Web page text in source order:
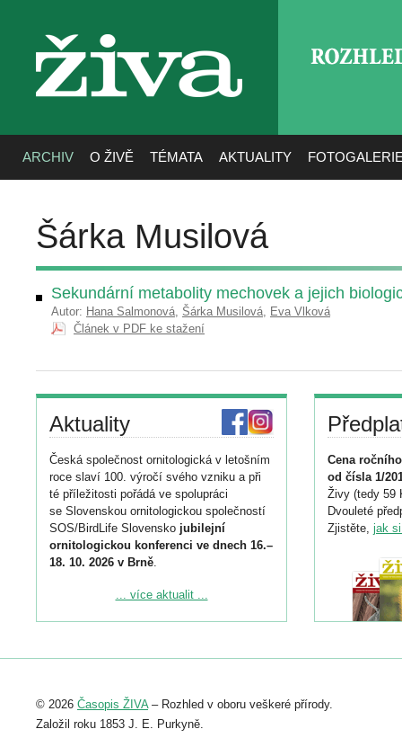
živa
ARCHIV O ŽIVĚ TÉMATA AKTUALITY
Šárka Musilová
Sekundární metabolity mechovek a jejich
Autor: Hana Salmonová, Šárka Musilová, Eva Vlková
Článek v PDF ke stažení
Aktuality
Česká společnost ornitologická v letošním
roce slaví 100. výročí svého vzniku a při
té příležitosti pořádá ve spolupráci
se Slovenskou ornitologickou společností
SOS/BirdLife Slovensko jubilejní
ornitologickou konferenci ve dnech 16.–
18. 10. 2026 v Brně.
Podrobnější informace ke konferenci
Registrovat se můžete do 6. září.
abstraktu přihlášené přednášky nebo
posteru je už 30. června.
... více aktualit ...
Cena
od čísla 1/
Živy (tedy 59
Dvouleté
Zjistěte, jak
© 2026 Časopis ŽIVA– Rozhled v oboru veškeré přírody.
Založil roku 1853 J. E. Purkyně.